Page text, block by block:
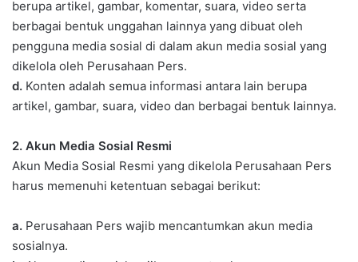
berupa artikel, gambar, komentar, suara, video serta
berbagai bentuk unggahan lainnya yang dibuat oleh
pengguna media sosial di dalam akun media sosial yang
dikelola oleh Perusahaan Pers.
d. Konten adalah semua informasi antara lain berupa
artikel, gambar, suara, video dan berbagai bentuk lainnya.
2. Akun Media Sosial Resmi
Akun Media Sosial Resmi yang dikelola Perusahaan Pers
harus memenuhi ketentuan sebagai berikut:
a. Perusahaan Pers wajib mencantumkan akun media
sosialnya.